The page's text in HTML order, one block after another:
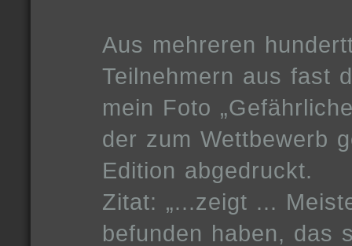
Aus mehreren
Teilnehmern aus fast
mein Foto
der zum Wettbewerb
Edition abgedruckt.
Zitat: „...zeigt ...
befunden haben, das